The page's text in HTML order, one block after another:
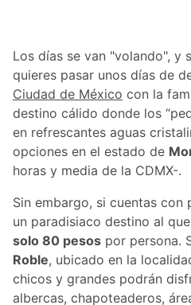
Los días se van "volando", y
quieres pasar unos días de
Ciudad de México con la
destino cálido donde los
en refrescantes aguas
opciones en el estado de
horas y media de la CDMX-.
Sin embargo, si cuentas
un paradisiaco destino al
solo 80 pesos por persona.
Roble, ubicado en la
chicos y grandes podrán
albercas, chapoteaderos,